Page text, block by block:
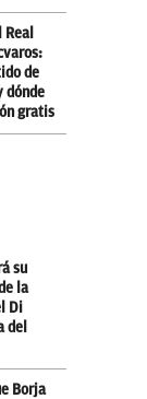
Real
de
dónde
gratis
su
la
Di
del
Borja